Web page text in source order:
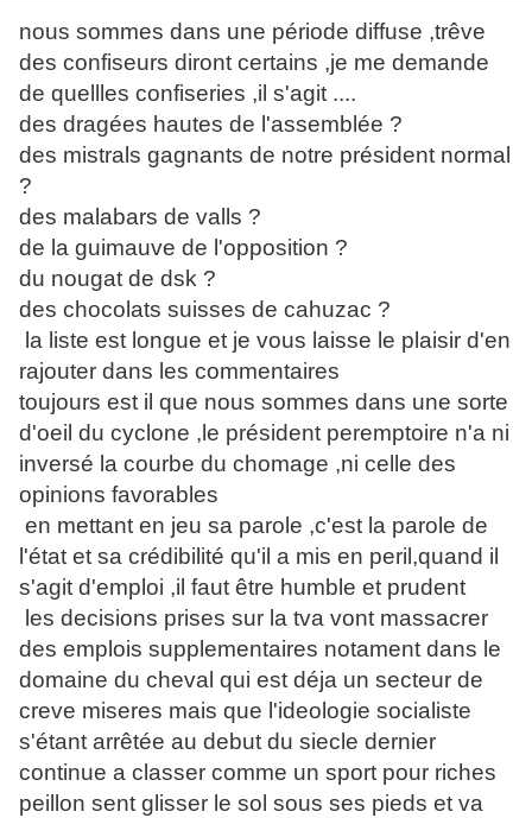
nous sommes dans une période diffuse ,trêve
des confiseurs diront certains ,je me demande
de quellles confiseries ,il s'agit ....
des dragées hautes de l'assemblée ?
des mistrals gagnants de notre président normal
?
des malabars de valls ?
de la guimauve de l'opposition ?
du nougat de dsk ?
des chocolats suisses de cahuzac ?
la liste est longue et je vous laisse le plaisir d'en
rajouter dans les commentaires
toujours est il que nous sommes dans une sorte
d'oeil du cyclone ,le président peremptoire n'a ni
inversé la courbe du chomage ,ni celle des
opinions favorables
en mettant en jeu sa parole ,c'est la parole de
l'état et sa crédibilité qu'il a mis en peril,quand il
s'agit d'emploi ,il faut être humble et prudent
les decisions prises sur la tva vont massacrer
des emplois supplementaires notament dans le
domaine du cheval qui est déja un secteur de
creve miseres mais que l'ideologie socialiste
s'étant arrêtée au debut du siecle dernier
continue a classer comme un sport pour riches
peillon sent glisser le sol sous ses pieds et va